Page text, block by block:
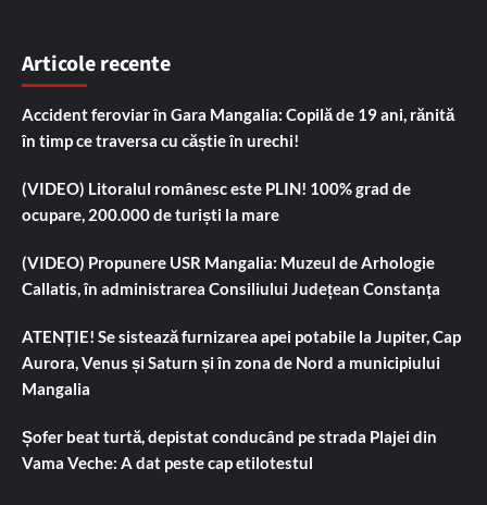
Articole recente
Accident feroviar în Gara Mangalia: Copilă de 19 ani, rănită
în timp ce traversa cu căștie în urechi!
(VIDEO) Litoralul românesc este PLIN! 100% grad de
ocupare, 200.000 de turiști la mare
(VIDEO) Propunere USR Mangalia: Muzeul de Arhologie
Callatis, în administrarea Consiliului Județean Constanța
ATENȚIE! Se sistează furnizarea apei potabile la Jupiter, Cap
Aurora, Venus și Saturn și în zona de Nord a municipiului
Mangalia
Șofer beat turtă, depistat conducând pe strada Plajei din
Vama Veche: A dat peste cap etilotestul